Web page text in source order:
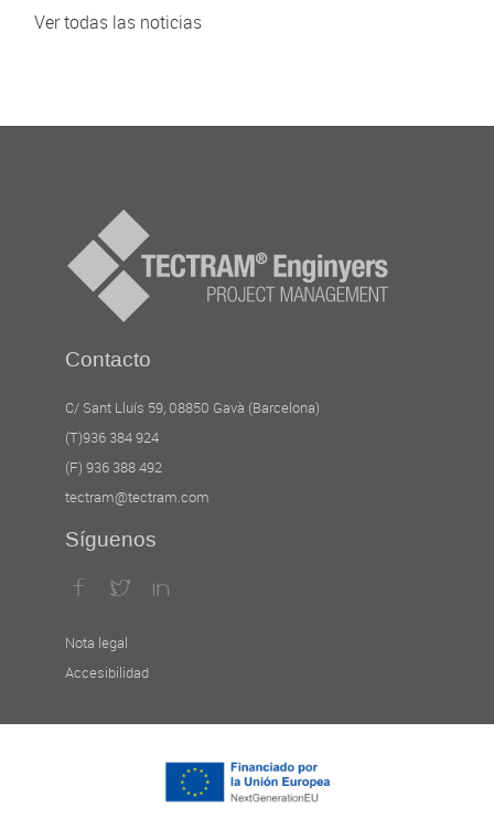
Ver todas las noticias
Contacto
C/ Sant Lluís 59, 08850 Gavà (Barcelona)
(T)936 384 924
(F) 936 388 492
tectram@tectram.com
Síguenos
Nota legal
Accesibilidad